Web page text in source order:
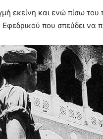
εκείνη και ενώ πίσω
που σπεύδει να